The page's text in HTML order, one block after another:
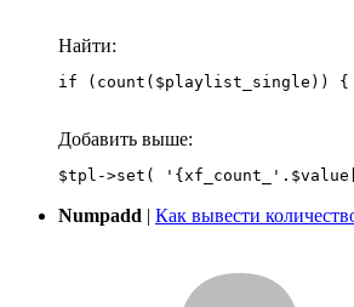
Найти:
if (count($playlist_single)) {
Добавить выше:
Numpadd | Как вывести